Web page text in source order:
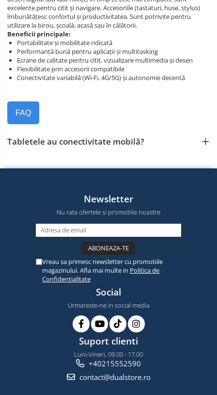
excelente pentru citit și navigare. Accesoriile (tastaturi, huse, stylus)
îmbunătățesc confortul și productivitatea. Sunt potrivite pentru
utilizare la birou, școală, acasă sau în călătorii.
Beneficii principale:
Portabilitate și mobilitate ridicată
Performanță bună pentru aplicații și multitasking
Ecrane de calitate pentru citit, vizualizare multimedia și desen
Flexibilitate prin accesorii compatibile
Conectivitate variabilă (Wi‑Fi, 4G/5G) și autonomie decentă
FAQ
Tabletele au conectivitate mobilă?
Newsletter
Nu rata ofertele si promotiile noastre
Vreau sa primesc newsletter cu promotiile
magazinului. Afla mai multe in Politica de
Confidentialitate
Social
Urmareste-ne in social media
Suport clienti
Luni-Vineri, 09.00 - 17.00
+40215552590
contact@dualstore.ro